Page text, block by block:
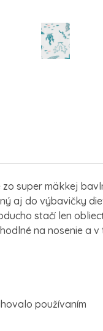
zo super mäkkej
aj do výbavičky
stačí len
na nosenie a v
používaním